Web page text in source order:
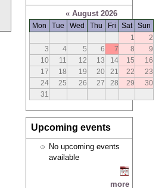
« August 2026
Mon Tue Wed Thu Fri Sat
Sun
1
2
3
4 5 6 7 8
9
10
11 12 13 14 15
16
17
18 19 20 21 22
23
24
25 26 27 28 29
30
31
Upcoming events
No upcoming events
available
more